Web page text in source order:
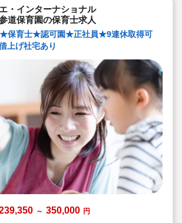
・インターナショナル
道保育園の保育士求人
★保育士★認可園★正社員★9連休取得可
上げ社宅あり
～ 350,000 円